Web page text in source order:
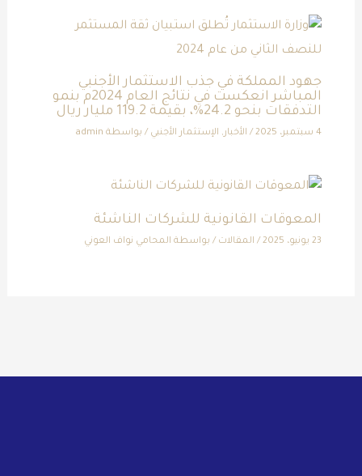
جهود المملكة في جذب الاستثمار الأجنبي
المباشر انعكست في نتائج العام 2024م بنمو
التدفقات بنحو 24.2%، بقيمة 119.2 مليار ريال
4 سبتمبر، 2025 / الأخبار, الإستثمار الأجنبي / بواسطة admin
المعوقات القانونية للشركات الناشئة
23 يونيو، 2025 / المقالات / بواسطة المحامي نواف العوني